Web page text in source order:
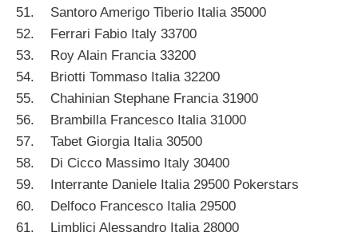
51. Santoro Amerigo Tiberio Italia 35000
52. Ferrari Fabio Italy 33700
53. Roy Alain Francia 33200
54. Briotti Tommaso Italia 32200
55. Chahinian Stephane Francia 31900
56. Brambilla Francesco Italia 31000
57. Tabet Giorgia Italia 30500
58. Di Cicco Massimo Italy 30400
59. Interrante Daniele Italia 29500 Pokerstars
60. Delfoco Francesco Italia 29500
61. Limblici Alessandro Italia 28000